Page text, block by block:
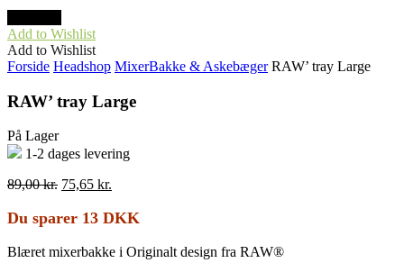
Add to Wishlist
Add to Wishlist
Forside Headshop MixerBakke & Askebæger RAW’ tray Large
RAW’ tray Large
På Lager
1-2 dages levering
89,00kr. Den
pris
89,00 kr..
75,65 kr.
pris
75,65 kr..
Du sparer 13 DKK
Blæret mixerbakke i Originalt design fra RAW®